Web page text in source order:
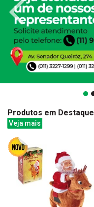
Produtos em Destaque
Veja mais